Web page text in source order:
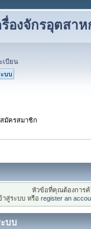
องจักรอุตสาห
เบียน
สมัครสมาชิก
หัวข้อที่คุณต้องการ
าสู่ระบบ หรือ register an
ะบบ